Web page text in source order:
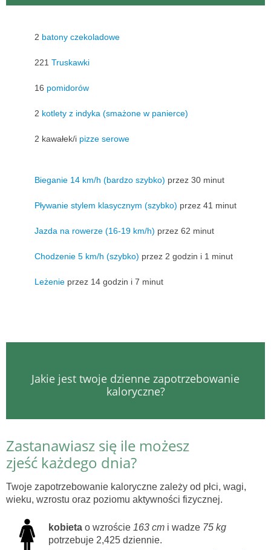
2 batony czekoladowe
221 Truskawki
16 pomidorów
2 kotlety z indyka (smażone w panierce)
2 kawałek/i pizze serowe
Bieganie 14 km/h (bardzo szybko) przez 30 minut
Pływanie stylem klasycznym (szybko) przez 41 minut
Jazda na rowerze (16-19 km/h) przez 62 minut
Chodzenie 5 km/h (szybko) przez 2 godzin i 1 minut
Leżenie przez 14 godzin i 7 minut
Jakie jest twoje dzienne zapotrzebowanie
kaloryczne?
Zastanawiasz się ile możesz
zjeść każdego dnia?
Twoje zapotrzebowanie kaloryczne zależy od płci, wagi,
wieku, wzrostu oraz poziomu aktywności fizycznej.
kobieta o wzroście 163 cm i wadze 75 kg
potrzebuje 2,425 dziennie.